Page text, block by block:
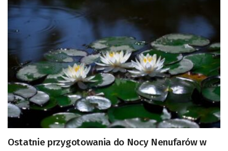
Ostatnie przygotowania do Nocy Nenufarów w